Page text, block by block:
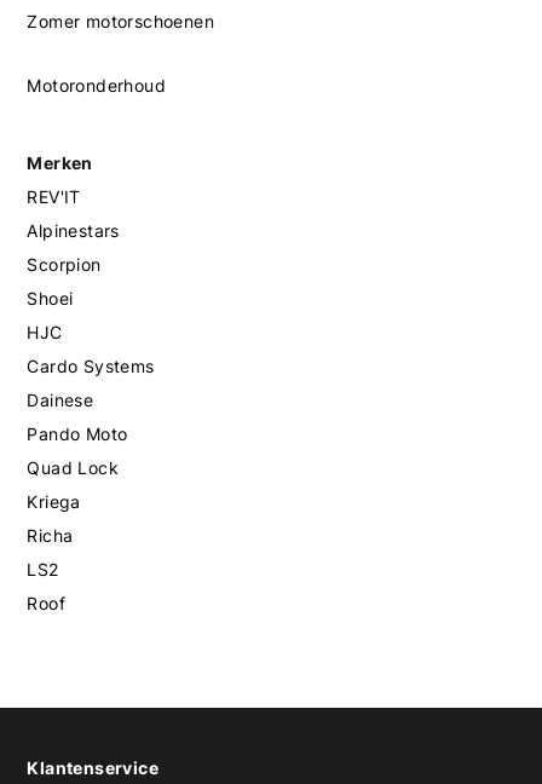
Zomer motorschoenen
Motoronderhoud
Merken
REV'IT
Alpinestars
Scorpion
Shoei
HJC
Cardo Systems
Dainese
Pando Moto
Quad Lock
Kriega
Richa
LS2
Roof
Klantenservice